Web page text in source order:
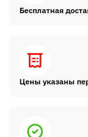
Бесплатная
Цены указаны